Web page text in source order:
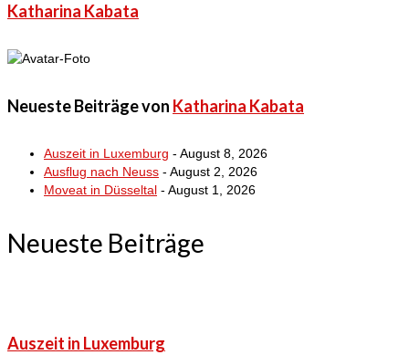
Katharina Kabata
Neueste Beiträge von Katharina Kabata
Auszeit in Luxemburg - August 8, 2026
Ausflug nach Neuss - August 2, 2026
Moveat in Düsseltal - August 1, 2026
Neueste Beiträge
Auszeit in Luxemburg